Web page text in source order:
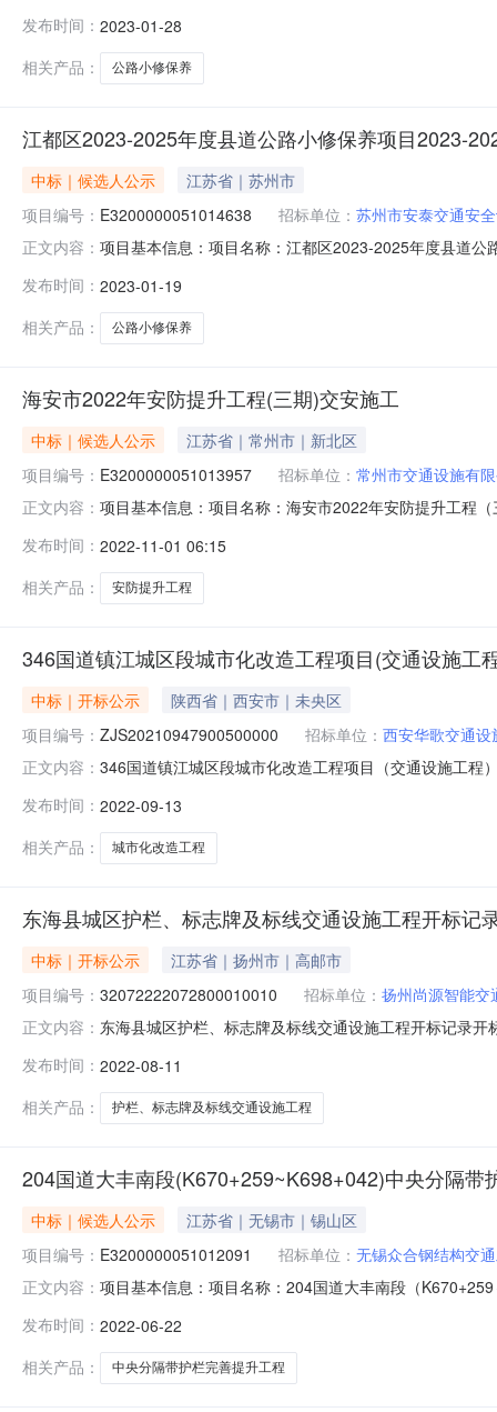
江都区2023-2025年度县道公路小修保养项目,2023-
发布时间： 2023-01-28
相关产品：
公路小修保养
江都区2023-2025年度县道公路小修保养项目2023-
中标｜候选人公示
江苏省｜苏州市
项目编号： E3200000051014638 招标单位： 苏州市安泰交通安
正文内容： 项目基本信息：项目名称：江都区2023-2025年度县道
率)).项目负责人：陈伟第二中标候选人：江苏瑞沃建设
发布时间： 2023-01-19
相关产品：
公路小修保养
海安市2022年安防提升工程(三期)交安施工
中标｜候选人公示
江苏省｜常州市｜新北区
项目编号： E3200000051013957 招标单位： 常州市交通设施有
正文内容： 项目基本信息：项目名称：海安市2022年安防提升工程
瑶第二中标候选人：江苏金辉交通工程有限公司，预期
发布时间： 2022-11-01 06:15
相关产品：
安防提升工程
346国道镇江城区段城市化改造工程项目(交通设施工
中标｜开标公示
陕西省｜西安市｜未央区
项目编号： ZJS20210947900500000 招标单位： 西安华歌交通
正文内容： 346国道镇江城区段城市化改造工程项目（交通设施工
额:400000.00元,投标文件递交时间
发布时间： 2022-09-13
相关产品：
城市化改造工程
东海县城区护栏、标志牌及标线交通设施工程开标记
中标｜开标公示
江苏省｜扬州市｜高邮市
项目编号： 32072222072800010010 招标单位： 扬州尚源智能交
正文内容： 东海县城区护栏、标志牌及标线交通设施工程开标记录
间:ThuAug1100:30:03CST2022,投标人名称:常州创淳交
发布时间： 2022-08-11
相关产品：
护栏、标志牌及标线交通设施工程
204国道大丰南段(K670+259~K698+042)中央分隔
中标｜候选人公示
江苏省｜无锡市｜锡山区
项目编号： E3200000051012091 招标单位： 无锡众合钢结构交
正文内容： 项目基本信息：项目名称：204国道大丰南段（
金宝迪交通工程建设有限公司，预期中标价格
发布时间： 2022-06-22
相关产品：
中央分隔带护栏完善提升工程